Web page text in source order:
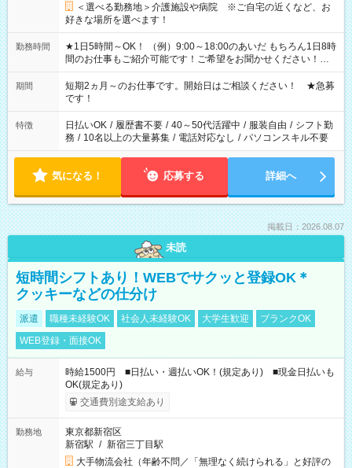
＜選べる勤務地＞介護施設や病院 ※ご自宅の近くなど、お
好きな場所を選べます！
勤務時間
★1日5時間～OK！ （例）9:00～18:00のあいだ もちろん1日8時
間のお仕事もご紹介可能です！ご希望をお聞かせください！★
家庭の都合でお休みが必要な場合も遠慮なくご相談ください。
※週最低15時間以上の勤務が必要です
期間
短期2ヵ月～のお仕事です。開始日はご相談ください！ ★急募
です！
特徴 日払いOK / 履歴書不要 / 40～50代活躍中 / 服装自由 / シフト勤
務 / 10名以上の大量募集 / 電話対応なし / パソコンスキル不要
気になる！ 応募する 詳細へ
掲載日：2026.08.07
未読
短時間シフトあり！WEBでサクッと登録OK＊
クッキーなどの仕分け
派遣 職種未経験OK 社会人未経験OK 大学生歓迎
ブランクOK
WEB登録・面接OK
給与
時給1500円 ■日払い・週払いOK！(規定あり) ■現金日払いも
OK(規定あり)
交通費別途支給あり
勤務地
東京都新宿区
新宿駅 / 新宿三丁目駅
大手物流会社（年齢不問／「無理なく続けられる」と好評の